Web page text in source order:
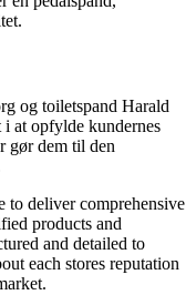
og toiletspand Harald
at opfylde kundernes
gør dem til den
deliver comprehensive
products and
and detailed to
each stores reputation